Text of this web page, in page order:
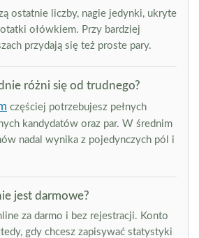
ostatnie liczby, nagie jedynki, ukryte
ołówkiem. Przy bardziej
przydają się też proste pary.
różni się od trudnego?
częściej potrzebujesz pełnych
kandydatów oraz par. W średnim
nadal wynika z pojedynczych pól i
jest darmowe?
za darmo i bez rejestracji. Konto
gdy chcesz zapisywać statystyki